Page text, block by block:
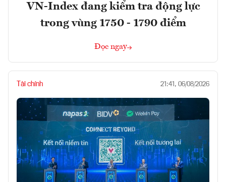
VN-Index đang kiểm tra động lực
trong vùng 1750 - 1790 điểm
Đọc ngay
Tài chính 21:41, 06/08/2026